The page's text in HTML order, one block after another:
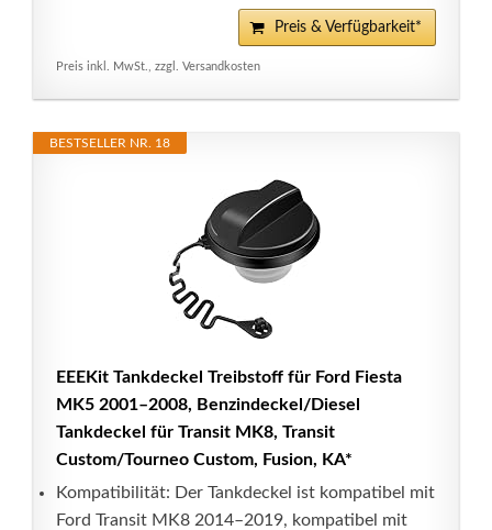
Preis & Verfügbarkeit*
Preis inkl. MwSt., zzgl. Versandkosten
BESTSELLER NR. 18
EEEKit Tankdeckel Treibstoff für Ford Fiesta
MK5 2001–2008, Benzindeckel/Diesel
Tankdeckel für Transit MK8, Transit
Custom/Tourneo Custom, Fusion, KA*
Kompatibilität: Der Tankdeckel ist kompatibel mit
Ford Transit MK8 2014–2019, kompatibel mit